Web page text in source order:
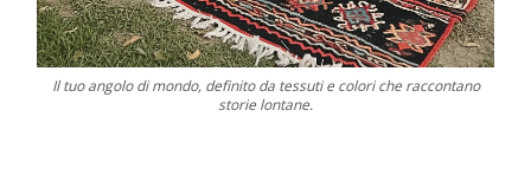
Il tuo angolo di mondo, definito da tessuti e colori che raccontano
storie lontane.